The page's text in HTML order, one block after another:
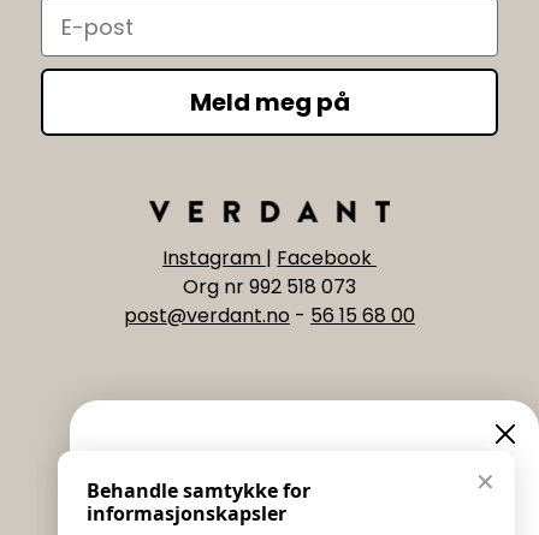
Email
Meld meg på
Instagram | Facebook
Org nr 992 518 073
post@verdant.no - 56 15 68 00
Informasjon
Salgs & Leveringsbetingelser
✕
Behandle samtykke for
informasjonskapsler
Eksklusive nyheter og
tilbud